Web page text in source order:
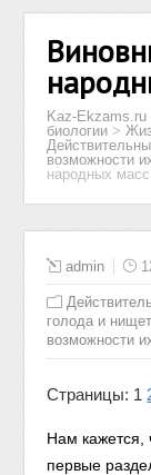
Kaz-Ekzams.ru
биологии >
возможности
народных
admin
голода и
возможности
Страницы: 1
Нам кажется,
первые